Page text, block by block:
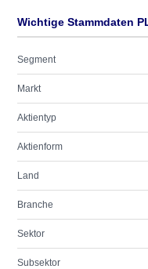
Wichtige Stammdaten
Segment
Markt
Aktientyp
Aktienform
Land
Branche
Sektor
Subsektor